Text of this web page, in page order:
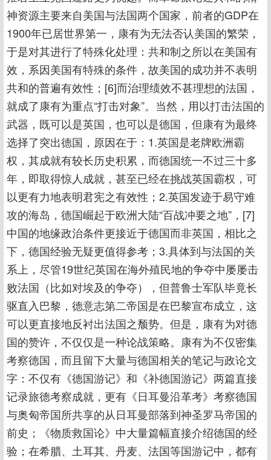
神资源主要来自美国与法国两个国家，前者的GDP在
1900年已居世界第一，康有为无法否认美国的繁荣，
于是对其进行了特殊化处理：共和制之所以在美国有
效，系因美国有特殊的条件，故美国的成功并不表明
共和的普遍有效性；[6]而治理绩效不甚理想的法国，
就成了康有为重点“打击对象”。当然，用以打击法国的
武器，既可以是英国，也可以是德国，但康有为最终
选择了突出德国，原因在于：1.英国是老牌欧洲霸
权，其成就有较长历史积累，而德国统一不过三十多
年，即取得惊人成就，甚至已经在挑战英国霸权，可
以更有力地表明君宪之有效性；2.英国发迹于易守难
攻的海岛，德国崛起于欧洲大陆“百战冲要之地”，[7]
中国的地缘政治条件更接近于德国而非英国，相比之
下，德国经验无疑更值得参考；3.具体到与法国的关
系上，尽管19世纪英国在海外殖民地的争夺中屡屡击
败法国（比如对埃及的争夺），但普鲁士军队毕竟长
驱直入巴黎，德意志第二帝国是在巴黎宣布成立，这
可以更直接地反衬出法国之颓势。但是，康有为对德
国的赞许，不仅仅是一种论战策略。康有为不仅密集
考察德国，而且留下大量与德国相关的笔记与政论文
字：不仅有《德国游记》和《补德国游记》两篇直接
记录旅德考察成就，更有《日耳曼沿革考》考察德国
与奥匈帝国所共享的从日耳曼部落到神圣罗马帝国的
前史；《物质救国论》中大量篇幅直接介绍德国的经
验；在希腊、土耳其、丹麦、法国等国游记中，都有